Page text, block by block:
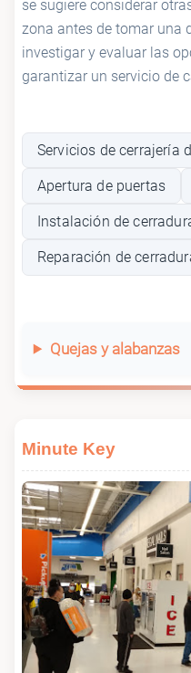
se sugiere considerar
zona antes de tomar una
investigar y evaluar las
garantizar un servicio de
Servicios de cerrajería
Apertura de puertas
Instalación de
Reparación de
Quejas y alabanzas
Minute Key